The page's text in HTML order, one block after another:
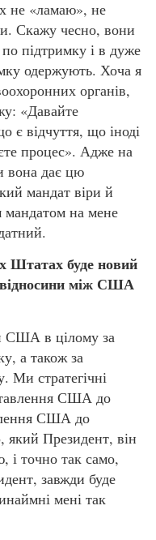
не «ламаю», не
Скажу чесно, вони
підтримку і в дуже
одержують. Хоча я
органів,
«Давайте
є відчуття, що іноді
процес». Адже на
вона дає цю
мандат віри й
на мене
Штатах буде новий
між США
США в цілому за
а також за
Ми стратегічні
США до
США до
який Президент, він
і точно так само,
завжди буде
мені так